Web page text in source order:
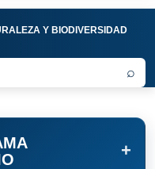
Y BIODIVERSIDAD
⌕
+